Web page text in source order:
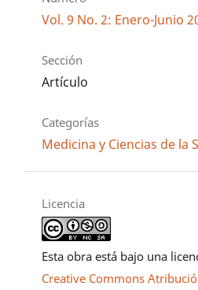
Vol. 9 No. 2: Enero-Junio
Sección
Artículo
Categorías
Medicina y Ciencias de la
Licencia
Esta obra está bajo una
Creative Commons